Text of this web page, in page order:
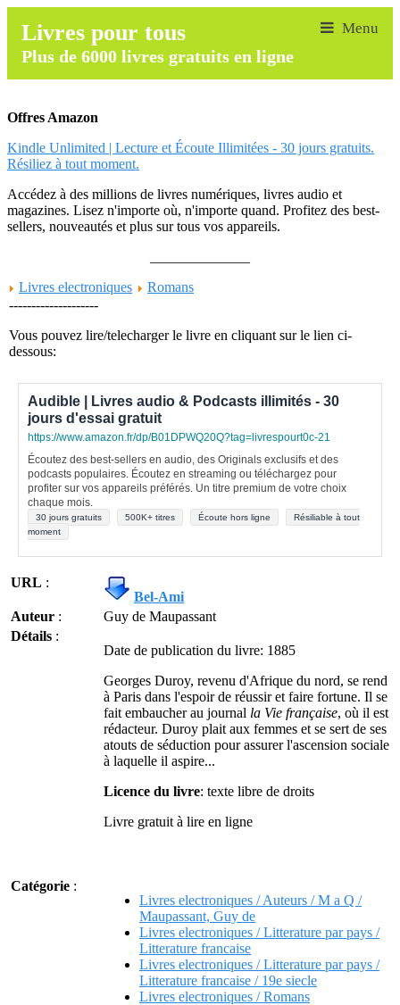
Livres pour tous
Plus de 6000 livres gratuits en ligne
Offres Amazon
Kindle Unlimited | Lecture et Écoute Illimitées - 30 jours gratuits.
Résiliez à tout moment.
Accédez à des millions de livres numériques, livres audio et
magazines. Lisez n'importe où, n'importe quand. Profitez des best-
sellers, nouveautés et plus sur tous vos appareils.
Livres electroniques
Romans
--------------------
Vous pouvez lire/telecharger le livre en cliquant sur le lien ci-
dessous:
Audible | Livres audio & Podcasts illimités - 30
jours d'essai gratuit
https://www.amazon.fr/dp/B01DPWQ20Q?tag=livrespourt0c-21
Écoutez des best-sellers en audio, des Originals exclusifs et des
podcasts populaires. Écoutez en streaming ou téléchargez pour
profiter sur vos appareils préférés. Un titre premium de votre choix
chaque mois.
30 jours gratuits 500K+ titres Écoute hors ligne
Résiliable à tout
moment
URL :
Bel-Ami
Auteur :
Guy de Maupassant
Détails :
Date de publication du livre: 1885
Georges Duroy, revenu d'Afrique du nord, se rend
à Paris dans l'espoir de réussir et faire fortune. Il se
fait embaucher au journal la Vie française, où il est
rédacteur. Duroy plait aux femmes et se sert de ses
atouts de séduction pour assurer l'ascension sociale
à laquelle il aspire...
Licence du livre: texte libre de droits
Livre gratuit à lire en ligne
Catégorie :
Livres electroniques / Auteurs / M a Q /
Maupassant, Guy de
Livres electroniques / Litterature par pays /
Litterature francaise
Livres electroniques / Litterature par pays /
Litterature francaise / 19e siecle
Livres electroniques / Romans